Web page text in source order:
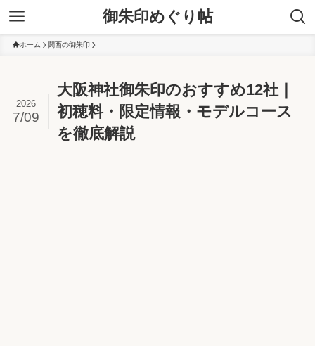
御朱印めぐり帖
ホーム 関西の御朱印
大阪神社御朱印のおすすめ12社｜
初穂料・限定情報・モデルコース
を徹底解説
2026
7/09